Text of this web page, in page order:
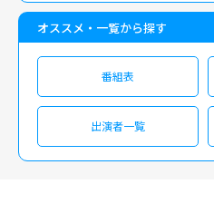
オススメ・一覧から探す
番組表
出演者一覧